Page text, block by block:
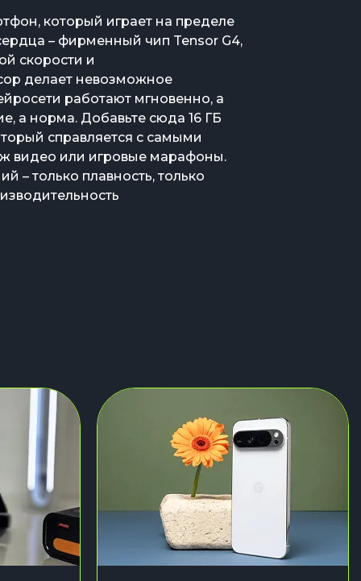
который играет на пределе
– фирменный чип Tensor G4,
скорости и
делает невозможное
работают мгновенно, а
а норма. Добавьте сюда 16 ГБ
справляется с самыми
видео или игровые марафоны.
– только плавность, только